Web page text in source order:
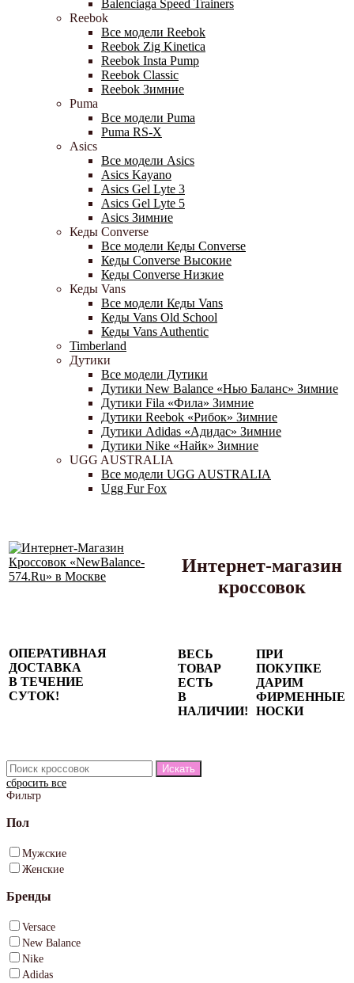
Balenciaga Speed Trainers
Reebok
Все модели Reebok
Reebok Zig Kinetica
Reebok Insta Pump
Reebok Classic
Reebok Зимние
Puma
Все модели Puma
Puma RS-X
Asics
Все модели Asics
Asics Kayano
Asics Gel Lyte 3
Asics Gel Lyte 5
Asics Зимние
Кеды Converse
Все модели Кеды Converse
Кеды Converse Высокие
Кеды Converse Низкие
Кеды Vans
Все модели Кеды Vans
Кеды Vans Old School
Кеды Vans Authentic
Timberland
Дутики
Все модели Дутики
Дутики New Balance «Нью Баланс» Зимние
Дутики Fila «Фила» Зимние
Дутики Reebok «Рибок» Зимние
Дутики Adidas «Адидас» Зимние
Дутики Nike «Найк» Зимние
UGG AUSTRALIA
Все модели UGG AUSTRALIA
Ugg Fur Fox
Интернет-магазин
кроссовок
ОПЕРАТИВНАЯ
ДОСТАВКА
В ТЕЧЕНИЕ
СУТОК!
ВЕСЬ
ТОВАР
ЕСТЬ
В
НАЛИЧИИ!
ПРИ
ПОКУПКЕ
ДАРИМ
ФИРМЕННЫЕ
НОСКИ
сбросить все
Фильтр
Пол
Мужские
Женские
Бренды
Versace
New Balance
Nike
Adidas